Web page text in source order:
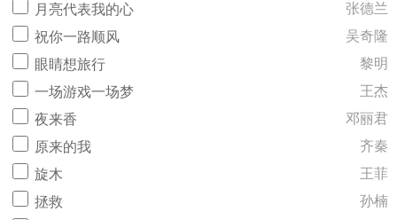
月亮代表我的心
张德兰
祝你一路顺风
吴奇隆
眼睛想旅行
黎明
一场游戏一场梦
王杰
夜来香
邓丽君
原来的我
齐秦
旋木
王菲
拯救
孙楠